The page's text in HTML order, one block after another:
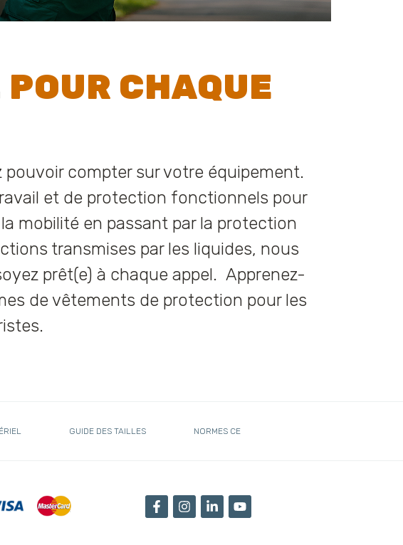
POUR CHAQUE
compter sur votre équipement.
et de protection fonctionnels pour
mobilité en passant par la protection
transmises par les liquides, nous
prêt(e) à chaque appel. Apprenez-
de vêtements de protection pour les
GUIDE DES TAILLES NORMES CE